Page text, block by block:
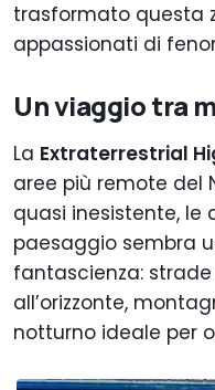
trasformato questa
appassionati di
Un viaggio tra
La Extraterrestrial
aree più remote del
quasi inesistente, le
paesaggio sembra
fantascienza:
all’orizzonte,
notturno ideale per